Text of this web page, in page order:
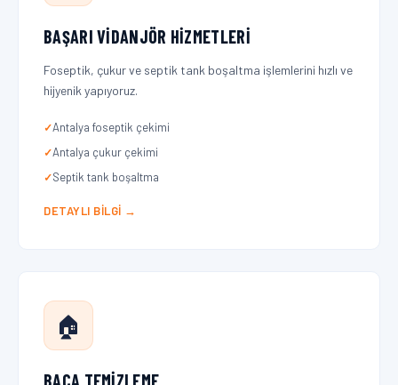
BAŞARI VIDANJÖR HIZMETLERI
Foseptik, çukur ve septik tank boşaltma işlemlerini hızlı ve
hijyenik yapıyoruz.
Antalya foseptik çekimi
Antalya çukur çekimi
Septik tank boşaltma
DETAYLI BILGI →
🏠
BACA TEMIZLEME